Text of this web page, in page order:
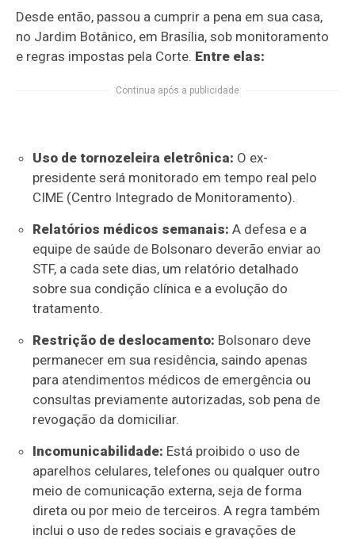
Desde então, passou a cumprir a pena em sua casa,
no Jardim Botânico, em Brasília, sob monitoramento
e regras impostas pela Corte. Entre elas:
Continua após a publicidade
Uso de tornozeleira eletrônica: O ex-
presidente será monitorado em tempo real pelo
CIME (Centro Integrado de Monitoramento).
Relatórios médicos semanais: A defesa e a
equipe de saúde de Bolsonaro deverão enviar ao
STF, a cada sete dias, um relatório detalhado
sobre sua condição clínica e a evolução do
tratamento.
Restrição de deslocamento: Bolsonaro deve
permanecer em sua residência, saindo apenas
para atendimentos médicos de emergência ou
consultas previamente autorizadas, sob pena de
revogação da domiciliar.
Incomunicabilidade: Está proibido o uso de
aparelhos celulares, telefones ou qualquer outro
meio de comunicação externa, seja de forma
direta ou por meio de terceiros. A regra também
inclui o uso de redes sociais e gravações de